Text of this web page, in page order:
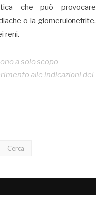
che può provocare
o la glomerulonefrite,
reni.
a solo scopo
alle indicazioni del